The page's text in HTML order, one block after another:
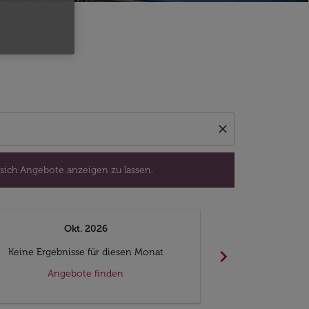
close
Angebote anzeigen zu lassen.
aus, um sich Angebote anzeigen zu lassen.
Okt. 2026
Keine Ergebnisse für diesen Monat
Angebote finden
chevron_right